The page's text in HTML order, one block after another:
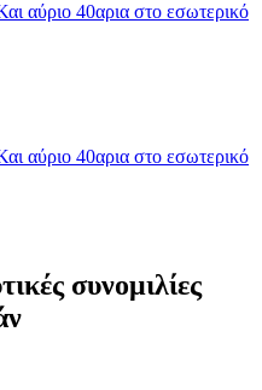
αύριο 40αρια στο εσωτερικό
αύριο 40αρια στο εσωτερικό
συνομιλίες